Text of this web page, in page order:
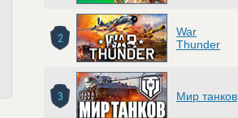
2
War
Thunder
3 Мир танков